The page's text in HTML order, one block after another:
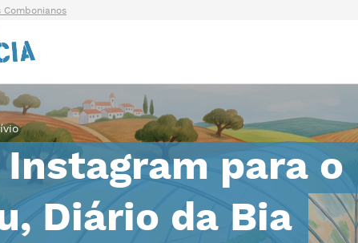
Combonianos
Instagram para o
Diário da Bia